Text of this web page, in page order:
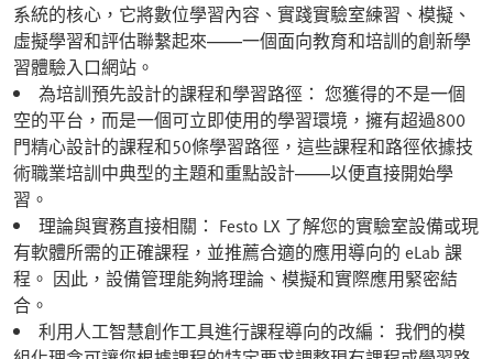
系統的核心，它將數位學習內容、實踐實驗室練習、模擬、
虛擬學習和評估聯繫起來——一個面向教育和培訓的創新學
習體驗入口網站。
為培訓預先設計的課程和學習路徑： 您獲得的不是一個
空的平台，而是一個可立即使用的學習環境，擁有超過800
門精心設計的課程和50條學習路徑，這些課程和路徑依據技
術職業培訓中典型的主題和重點設計——以便直接開始學
習。
理論與實務直接相關： Festo LX 了解您的實驗室設備或現
有軟體所需的正確課程，並推薦合適的應用導向的 eLab 課
程。 因此，設備管理能夠將理論、模擬和實際應用緊密結
合。
利用人工智慧創作工具進行課程導向的改編： 我們的模